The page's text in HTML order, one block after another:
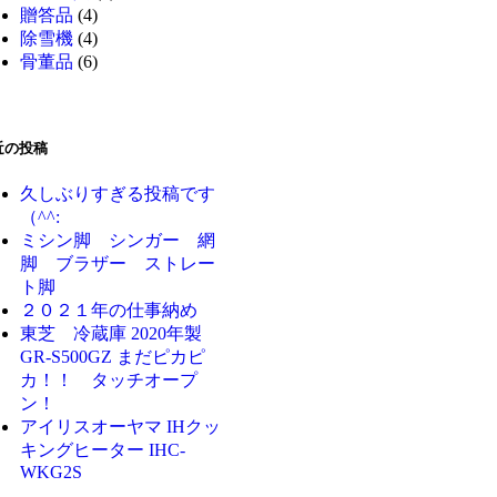
贈答品 (4)
除雪機 (4)
骨董品 (6)
の投稿
久しぶりすぎる投稿です
（^^:
ミシン脚 シンガー 網
脚 ブラザー ストレー
ト脚
２０２１年の仕事納め
東芝 冷蔵庫 2020年製
GR-S500GZ まだピカピ
カ！！ タッチオープ
ン！
アイリスオーヤマ IHクッ
キングヒーター IHC-
WKG2S